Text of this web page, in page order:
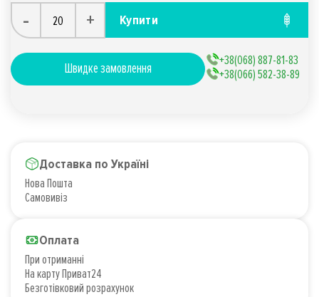
- + Купити
Швидке замовлення
+38(068) 887-81-83
+38(066) 582-38-89
Доставка по Україні
Нова Пошта
Самовивіз
Оплата
При отриманні
На карту Приват24
Безготівковий розрахунок